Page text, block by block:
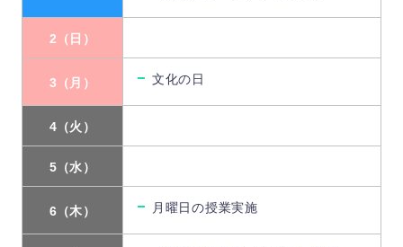
2（日）
3（月） 文化の日
4（火）
5（水）
6（木） 月曜日の授業実施